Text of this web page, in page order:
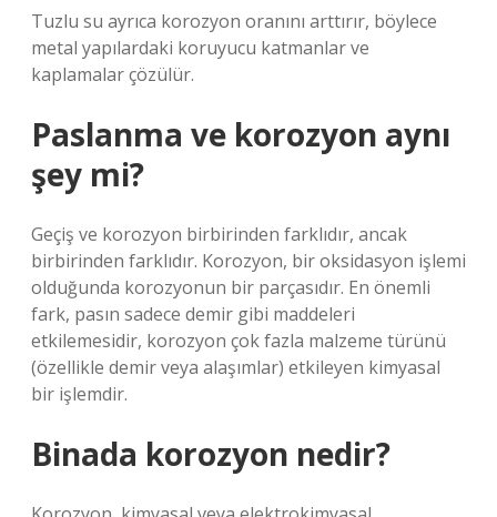
Tuzlu su ayrıca korozyon oranını arttırır, böylece
metal yapılardaki koruyucu katmanlar ve
kaplamalar çözülür.
Paslanma ve korozyon aynı
şey mi?
Geçiş ve korozyon birbirinden farklıdır, ancak
birbirinden farklıdır. Korozyon, bir oksidasyon işlemi
olduğunda korozyonun bir parçasıdır. En önemli
fark, pasın sadece demir gibi maddeleri
etkilemesidir, korozyon çok fazla malzeme türünü
(özellikle demir veya alaşımlar) etkileyen kimyasal
bir işlemdir.
Binada korozyon nedir?